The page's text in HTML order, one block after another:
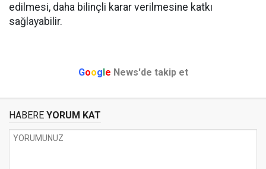
edilmesi, daha bilinçli karar verilmesine katkı
sağlayabilir.
Google News'de takip et
HABERE YORUM KAT